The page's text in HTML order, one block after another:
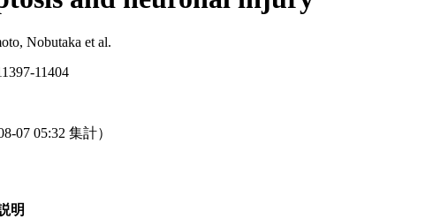
Nobutaka et al.
11404
07 05:32 集計）
明